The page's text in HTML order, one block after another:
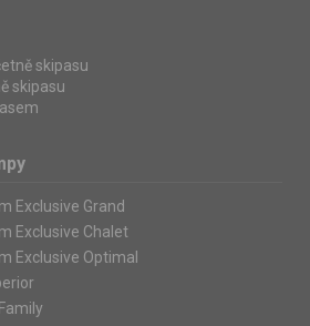
skipasu
skipasu
Exclusive Grand
Exclusive Chalet
Exclusive Optimal